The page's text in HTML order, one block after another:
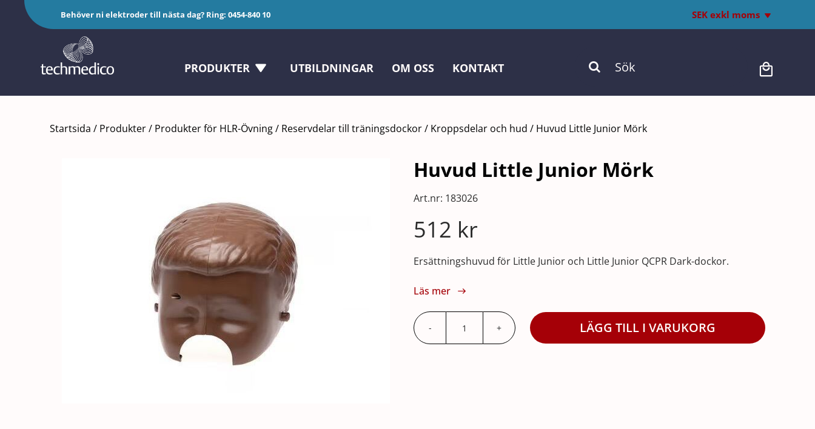
Fortsätt
Behöver ni elektroder till nästa dag? Ring:0454-840 10 SEK exkl moms
PRODUKTER UTBILDNINGAR OM OSS KONTAKT
efter:
Startsida / Produkter/ Produkter för HLR-Övning/ Reservdelar till träningsdockor/ Kroppsdelar och hud / Huvud Little Junior Mörk
Huvud Little Junior Mörk
Art.nr: 183026
512 kr
Ersättningshuvud för Little Junior och Little Junior QCPR Dark-dockor.
Läs mer
Huvud
LÄGG TILL I VARUKORG